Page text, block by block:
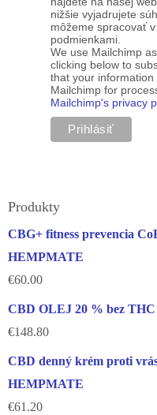
nižšie vyjadrujete
môžeme spracovať
podmienkami.
We use Mailchimp
clicking below to
that your
Mailchimp for
Mailchimp's privacy
Produkty
CBG+ fitness prevencia
HEMPMATE
€60.00
CBD OLEJ 20 % bez
€148.80
CBD denný krém proti
HEMPMATE
€61.20